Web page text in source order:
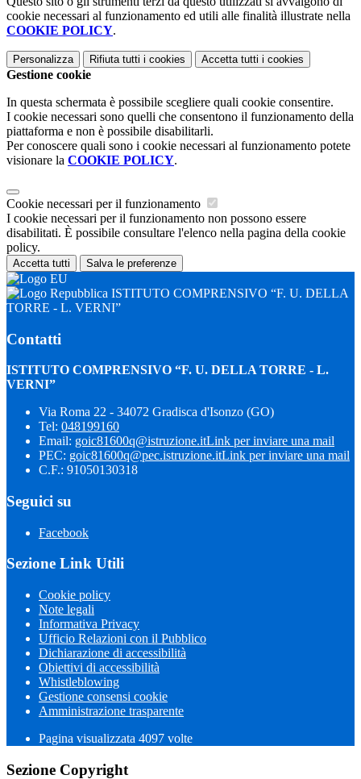
cookie necessari al funzionamento ed utili alle finalità illustrate nella
COOKIE POLICY.
Personalizza Rifiuta tutti i cookies Accetta tutti i cookies
Gestione cookie
In questa schermata è possibile scegliere quali cookie consentire.
I cookie necessari sono quelli che consentono il funzionamento della
piattaforma e non è possibile disabilitarli.
Per conoscere quali sono i cookie necessari al funzionamento potete
visionare la COOKIE POLICY.
Cookie necessari per il funzionamento
I cookie necessari per il funzionamento non possono essere
disabilitati. È possibile consultare l'elenco nella pagina della cookie
policy.
Accetta tutti Salva le preferenze
ISTITUTO COMPRENSIVO “F. U. DELLA
TORRE - L. VERNI”
Contatti
ISTITUTO COMPRENSIVO “F. U. DELLA TORRE - L.
VERNI”
Via Roma 22 - 34072 Gradisca d'Isonzo (GO)
Tel: 048199160
Email: goic81600q@istruzione.itLink per inviare una mail
PEC: goic81600q@pec.istruzione.itLink per inviare una mail
C.F.: 91050130318
Seguici su
Facebook
Sezione Link Utili
Cookie policy
Note legali
Informativa Privacy
Ufficio Relazioni con il Pubblico
Dichiarazione di accessibilità
Obiettivi di accessibilità
Whistleblowing
Gestione consensi cookie
Amministrazione trasparente
Pagina visualizzata 4097 volte
Sezione Copyright